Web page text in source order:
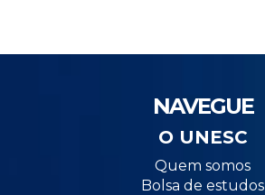
NAVEGUE
O UNESC
Quem somos
Bolsa de estudos